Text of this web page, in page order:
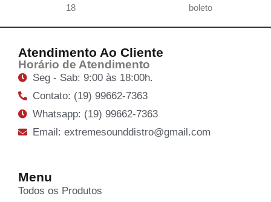
18
boleto
Atendimento Ao Cliente
Horário de Atendimento
Seg - Sab: 9:00 às 18:00h.
Contato: (19) 99662-7363
Whatsapp: (19) 99662-7363
Email: extremesounddistro@gmail.com
Menu
Todos os Produtos